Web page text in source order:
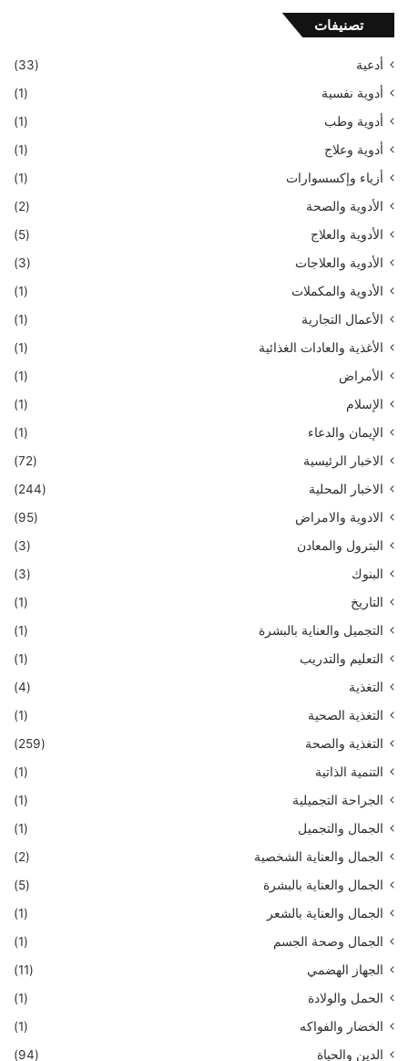
تصنيفات
أدعية
(33)
أدوية نفسية
(1)
أدوية وطب
(1)
أدوية وعلاج
(1)
أزياء وإكسسوارات
(1)
الأدوية والصحة
(2)
الأدوية والعلاج
(5)
الأدوية والعلاجات
(3)
الأدوية والمكملات
(1)
الأعمال التجارية
(1)
الأغذية والعادات الغذائية
(1)
الأمراض
(1)
الإسلام
(1)
الإيمان والدعاء
(1)
الاخبار الرئيسية
(72)
الاخبار المحلية
(244)
الادوية والامراض
(95)
البترول والمعادن
(3)
البنوك
(3)
التاريخ
(1)
التجميل والعناية بالبشرة
(1)
التعليم والتدريب
(1)
التغذية
(4)
التغذية الصحية
(1)
التغذية والصحة
(259)
التنمية الذاتية
(1)
الجراحة التجميلية
(1)
الجمال والتجميل
(1)
الجمال والعناية الشخصية
(2)
الجمال والعناية بالبشرة
(5)
الجمال والعناية بالشعر
(1)
الجمال وصحة الجسم
(1)
الجهاز الهضمي
(11)
الحمل والولادة
(1)
الخضار والفواكه
(1)
الدين والحياة
(94)